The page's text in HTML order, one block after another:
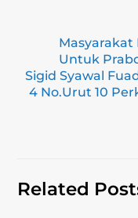
ai
e
gr
a
Masyarakat
Untuk
Sigid Syawal
4 No.Urut 10
Related